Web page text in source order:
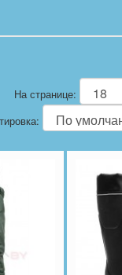
На странице: